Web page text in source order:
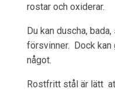
rostar och oxiderar.
Du kan duscha,
försvinner. Dock
något.
Rostfritt stål är lätt